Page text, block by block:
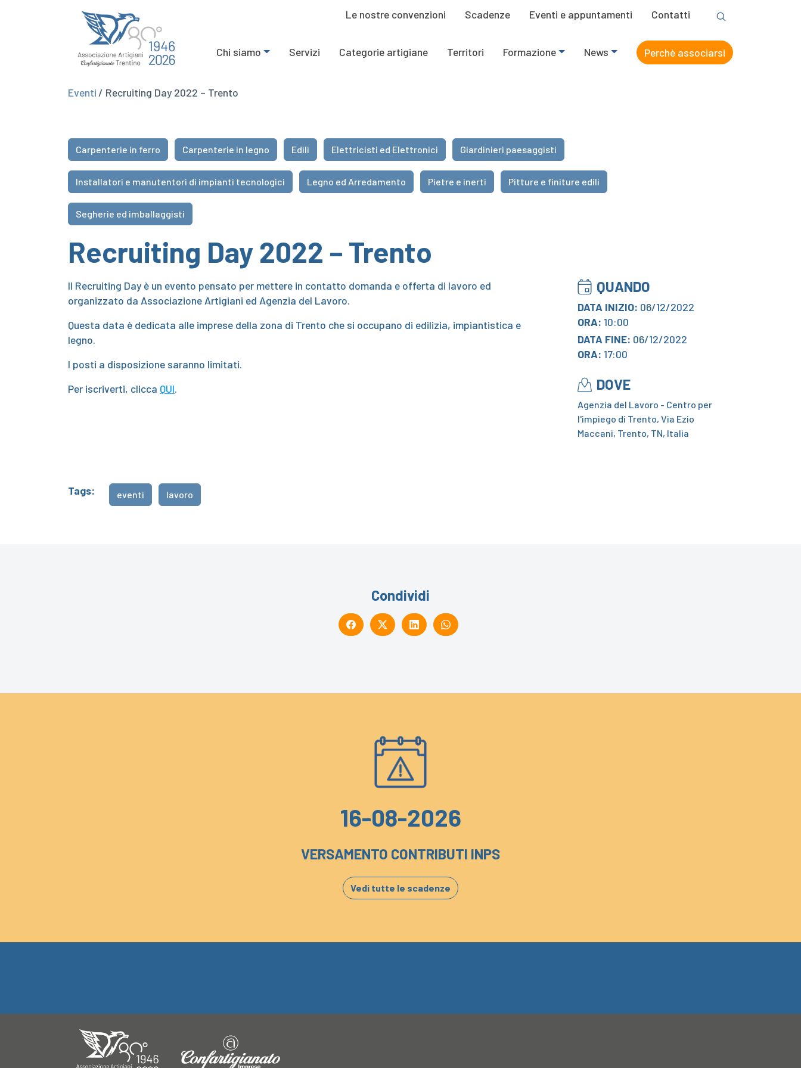
Le nostre convenzioni Scadenze Eventi e appuntamenti Contatti
Chi siamo Servizi Categorie artigiane Territori Formazione News Perchè associarsi
Eventi / Recruiting Day 2022 – Trento
Carpenterie in ferro Carpenterie in legno Edili Elettricisti ed Elettronici Giardinieri paesaggisti
Installatori e manutentori di impianti tecnologici Legno ed Arredamento Pietre e inerti Pitture e finiture edili
Segherie ed imballaggisti
Recruiting Day 2022 – Trento
Il Recruiting Day è un evento pensato per mettere in contatto domanda e offerta di lavoro ed
organizzato da Associazione Artigiani ed Agenzia del Lavoro.
Questa data è dedicata alle imprese della zona di Trento che si occupano di edilizia, impiantistica e
legno.
I posti a disposizione saranno limitati.
Per iscriverti, clicca QUI.
QUANDO
DATA INIZIO: 06/12/2022
ORA: 10:00
DATA FINE: 06/12/2022
ORA: 17:00
DOVE
Agenzia del Lavoro - Centro per
l'impiego di Trento, Via Ezio
Maccani, Trento, TN, Italia
Tags: eventi lavoro
Condividi
16-08-2026
VERSAMENTO CONTRIBUTI INPS
Vedi tutte le scadenze